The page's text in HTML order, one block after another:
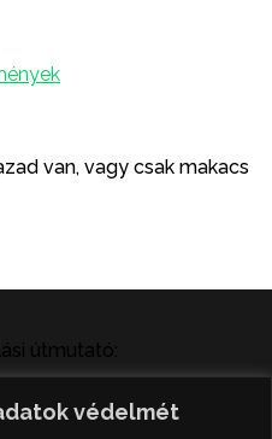
védelmét
van, vagy csak makacs
útmutató:
internetes hírportálon
és minden egyéb